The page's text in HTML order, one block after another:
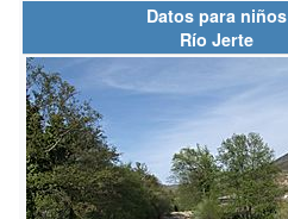
Datos para niños
Río Jerte